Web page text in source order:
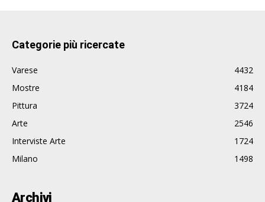
Categorie più ricercate
Varese
4432
Mostre
4184
Pittura
3724
Arte
2546
Interviste Arte
1724
Milano
1498
Archivi